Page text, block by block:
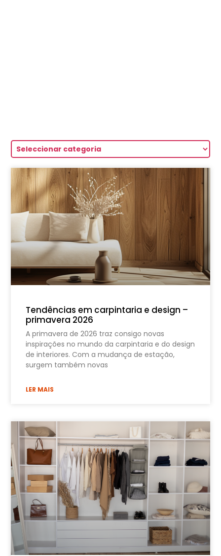
Tendências em carpintaria e design –
primavera 2026
A primavera de 2026 traz consigo novas
inspirações no mundo da carpintaria e do design
de interiores. Com a mudança de estação,
surgem também novas
LER MAIS